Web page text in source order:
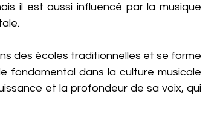
il est aussi influencé par la musique
des écoles traditionnelles et se forme
fondamental dans la culture musicale
et la profondeur de sa voix, qui